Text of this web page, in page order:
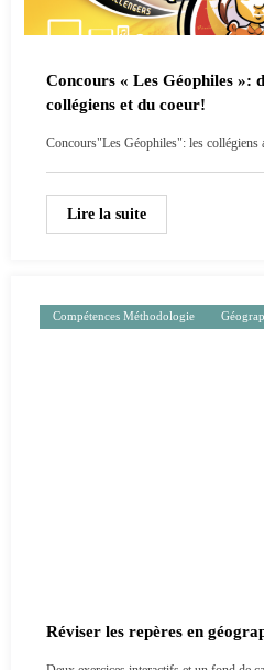
Concours « Les Géophiles »:
collégiens et du coeur!
Concours"Les Géophiles": les collégiens
Lire la suite
Compétences Méthodologie
Réviser les repères en